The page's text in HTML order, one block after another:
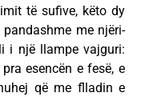
të sufive, këto dy
me njëri-
i një llampe vajguri:
esencën e fesë, e
që me flladin e